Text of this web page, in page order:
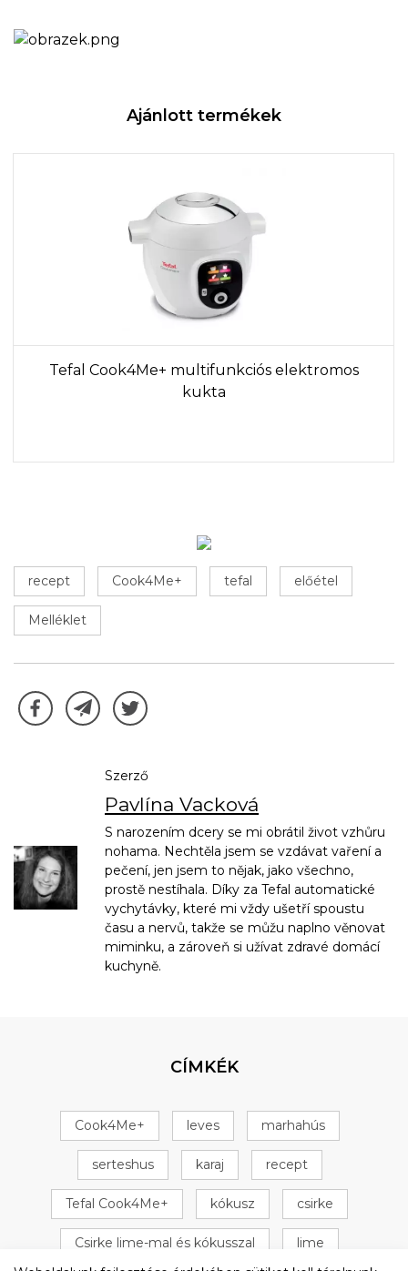
Ajánlott termékek
Tefal Cook4Me+ multifunkciós elektromos
kukta
recept Cook4Me+ tefal előétel
Melléklet
Szerző
Pavlína Vacková
S narozením dcery se mi obrátil život vzhůru
nohama. Nechtěla jsem se vzdávat vaření a
pečení, jen jsem to nějak, jako všechno,
prostě nestíhala. Díky za Tefal automatické
vychytávky, které mi vždy ušetří spoustu
času a nervů, takže se můžu naplno věnovat
miminku, a zároveň si užívat zdravé domácí
kuchyně.
CÍMKÉK
Cook4Me+ leves marhahús
serteshus karaj recept
Tefal Cook4Me+ kókusz csirke
Csirke lime-mal és kókusszal
lime